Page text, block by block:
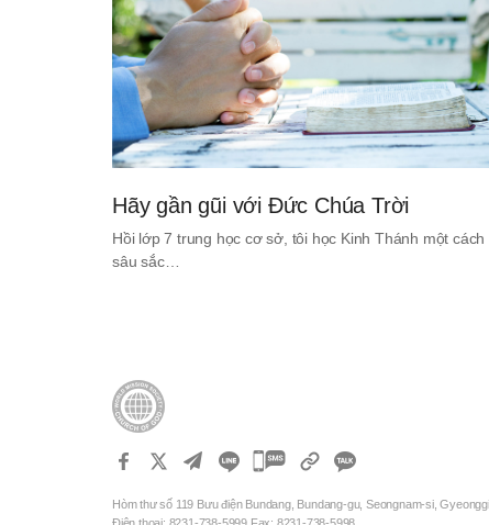
Hãy gần gũi với Đức Chúa Trời
Hồi lớp 7 trung học cơ sở, tôi học Kinh Thánh một cách
sâu sắc…
카
오
Hòm thư số 119 Bưu điện Bundang, Bundang-gu, Seongnam-si,
Điện thoại: 8231-738-5999 Fax: 8231-738-5998